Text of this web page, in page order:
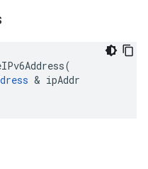
(
& ipAddr